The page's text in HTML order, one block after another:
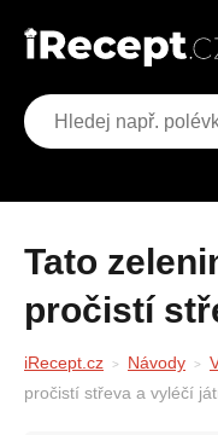
Tato zelenina vám vrátí zrak,
pročistí
iRecept.cz Návody
pročistí střeva a vyléčí